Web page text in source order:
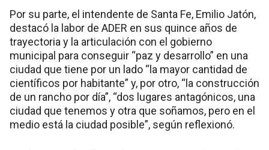
Por su parte, el intendente de Santa Fe, Emilio Jatón,
destacó la labor de ADER en sus quince años de
trayectoria y la articulación con el gobierno
municipal para conseguir “paz y desarrollo” en una
ciudad que tiene por un lado “la mayor cantidad de
científicos por habitante” y, por otro, “la construcción
de un rancho por día”, “dos lugares antagónicos, una
ciudad que tenemos y otra que soñamos, pero en el
medio está la ciudad posible”, según reflexionó.